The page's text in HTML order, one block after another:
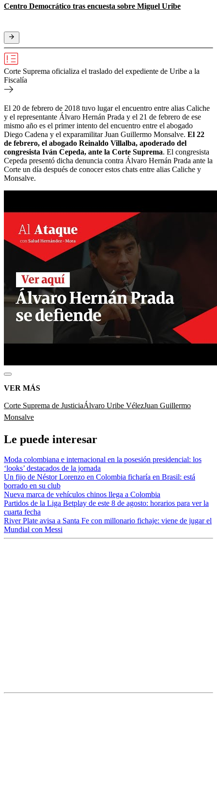
Centro Democrático tras encuesta sobre Miguel Uribe
Corte Suprema oficializa el traslado del expediente de Uribe a la
Fiscalía
El 20 de febrero de 2018 tuvo lugar el encuentro entre alias Caliche
y el representante Álvaro Hernán Prada y el 21 de febrero de ese
mismo año es el primer intento del encuentro entre el abogado
Diego Cadena y el exparamilitar Juan Guillermo Monsalve. El 22
de febrero, el abogado Reinaldo Villalba, apoderado del
congresista Iván Cepeda, ante la Corte Suprema. El congresista
Cepeda presentó dicha denuncia contra Álvaro Hernán Prada ante la
Corte un día después de conocer estos chats entre alias Caliche y
Monsalve.
VER MÁS
Corte Suprema de JusticiaÁlvaro Uribe VélezJuan Guillermo
Monsalve
Le puede interesar
Moda colombiana e internacional en la posesión presidencial: los
‘looks’ destacados de la jornada
Un fijo de Néstor Lorenzo en Colombia ficharía en Brasil: está
borrado en su club
Nueva marca de vehículos chinos llega a Colombia
Partidos de la Liga Betplay de este 8 de agosto: horarios para ver la
cuarta fecha
River Plate avisa a Santa Fe con millonario fichaje: viene de jugar el
Mundial con Messi